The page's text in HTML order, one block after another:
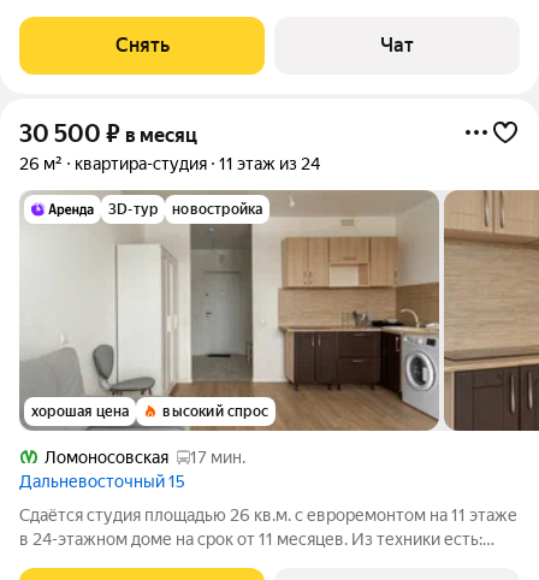
Стиральная машина Холодильник Посудомоечная машина
Микроволновка Дом - монолитный, окна
Снять Чат
30 500 ₽ в месяц
26 м² квартира-студия 11 этаж из 24
3D-тур новостройка
хорошая цена высокий спрос
Ломоносовская
17 мин.
Дальневосточный 15
Сдаётся студия площадью 26 кв.м. с евроремонтом на 11 этаже
в 24-этажном доме на срок от 11 месяцев. Из техники есть: